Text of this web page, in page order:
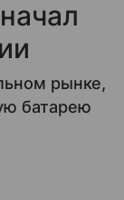
рынке,
батарею